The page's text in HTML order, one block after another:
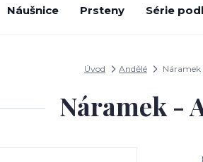
Náušnice Prsteny Série
Úvod Andělé Náramek
Náramek -